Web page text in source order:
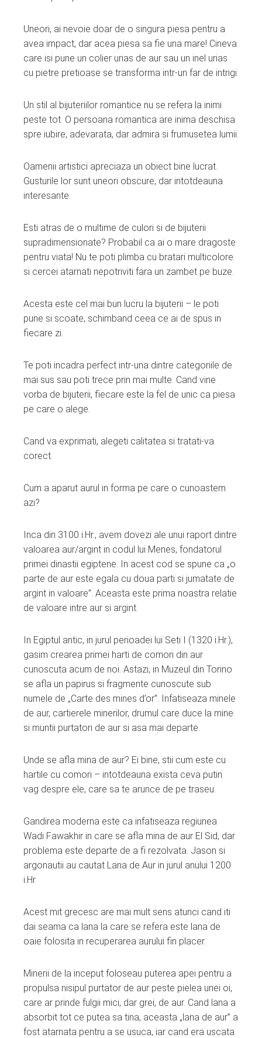
Uneori, ai nevoie doar de o singura piesa pentru a
avea impact, dar acea piesa sa fie una mare! Cineva
care isi pune un colier urias de aur sau un inel urias
cu pietre pretioase se transforma intr-un far de intrigi.
Un stil al bijuteriilor romantice nu se refera la inimi
peste tot. O persoana romantica are inima deschisa
spre iubire, adevarata, dar admira si frumusetea lumii.
Oamenii artistici apreciaza un obiect bine lucrat.
Gusturile lor sunt uneori obscure, dar intotdeauna
interesante.
Esti atras de o multime de culori si de bijuterii
supradimensionate? Probabil ca ai o mare dragoste
pentru viata! Nu te poti plimba cu bratari multicolore
si cercei atarnati nepotriviti fara un zambet pe buze.
Acesta este cel mai bun lucru la bijuterii – le poti
pune si scoate, schimband ceea ce ai de spus in
fiecare zi.
Te poti incadra perfect intr-una dintre categoriile de
mai sus sau poti trece prin mai multe. Cand vine
vorba de bijuterii, fiecare este la fel de unic ca piesa
pe care o alege.
Cand va exprimati, alegeti calitatea si tratati-va
corect.
Cum a aparut aurul in forma pe care o cunoastem
azi?
Inca din 3100 i.Hr., avem dovezi ale unui raport dintre
valoarea aur/argint in codul lui Menes, fondatorul
primei dinastii egiptene. In acest cod se spune ca „o
parte de aur este egala cu doua parti si jumatate de
argint in valoare”. Aceasta este prima noastra relatie
de valoare intre aur si argint.
In Egiptul antic, in jurul perioadei lui Seti I (1320 i.Hr.),
gasim crearea primei harti de comori din aur
cunoscuta acum de noi. Astazi, in Muzeul din Torino
se afla un papirus si fragmente cunoscute sub
numele de „Carte des mines d’or”. Infatiseaza minele
de aur, cartierele minerilor, drumul care duce la mine
si muntii purtatori de aur si asa mai departe.
Unde se afla mina de aur? Ei bine, stii cum este cu
hartile cu comori – intotdeauna exista ceva putin
vag despre ele, care sa te arunce de pe traseu.
Gandirea moderna este ca infatiseaza regiunea
Wadi Fawakhir in care se afla mina de aur El Sid, dar
problema este departe de a fi rezolvata. Jason si
argonautii au cautat Lana de Aur in jurul anului 1200
i.Hr
Acest mit grecesc are mai mult sens atunci cand iti
dai seama ca lana la care se refera este lana de
oaie folosita in recuperarea aurului fin placer.
Minerii de la inceput foloseau puterea apei pentru a
propulsa nisipul purtator de aur peste pielea unei oi,
care ar prinde fulgii mici, dar grei, de aur. Cand lana a
absorbit tot ce putea sa tina, aceasta „lana de aur” a
fost atarnata pentru a se usuca, iar cand era uscata